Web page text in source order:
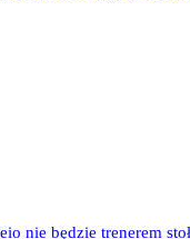
nie będzie trenerem